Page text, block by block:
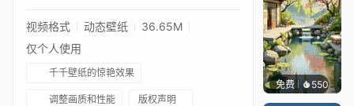
视频格式 动态壁纸
36.65M
仅个人使用
千千壁纸的惊艳效果
调整画质和性能 版权声明
免费 550渔小小